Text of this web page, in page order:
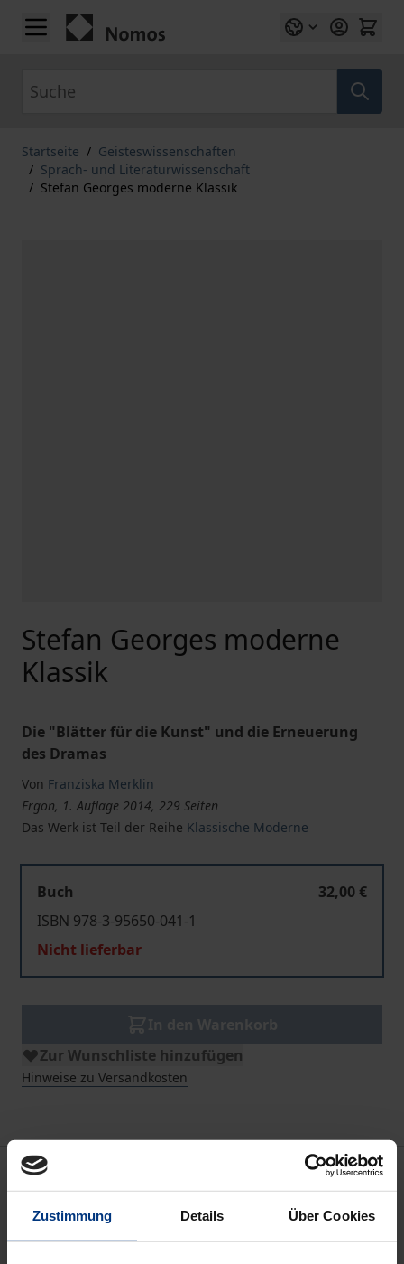
Zustimmung Details Über Cookies
Zum Inhalt springen
Startseite / Geisteswissenschaften
/ Sprach- und Literaturwissenschaft
/ Stefan Georges moderne Klassik
Stefan Georges moderne
Klassik
Die "Blätter für die Kunst" und die Erneuerung
des Dramas
Von Franziska Merklin
Ergon, 1. Auflage 2014, 229 Seiten
Das Werk ist Teil der Reihe Klassische Moderne
Buch
32,00 €
ISBN 978-3-95650-041-1
Nicht lieferbar
Zur Wunschliste hinzufügen
Hinweise zu Versandkosten
Beschreibung
Stefan George gilt zu Recht als bedeutender Lyriker